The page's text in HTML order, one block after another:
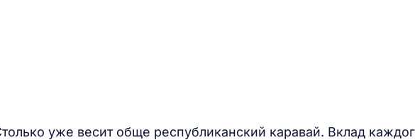
уже весит обще республиканский каравай. Вклад